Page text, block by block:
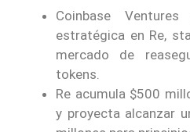
Coinbase
estratégica en Re,
mercado de
tokens.
Re acumula $500
y proyecta alcanzar